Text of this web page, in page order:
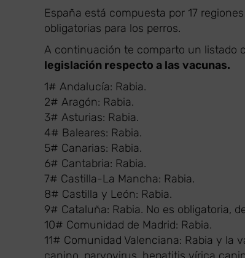
España está compuesta por 17
obligatorias para los perros.
A continuación te comparto un listado
legislación respecto a las vacunas.
1# Andalucía: Rabia.
2# Aragón: Rabia.
3# Asturias: Rabia.
4# Baleares: Rabia.
5# Canarias: Rabia.
6# Cantabria: Rabia.
7# Castilla-La Mancha: Rabia.
8# Castilla y León: Rabia.
9# Cataluña: Rabia. No es obligatoria,
10# Comunidad de Madrid: Rabia.
11# Comunidad Valenciana: Rabia y